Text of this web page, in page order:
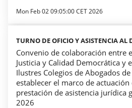
Mon Feb 02 09:05:00 CET 2026
TURNO DE OFICIO Y ASISTENCIA AL
Convenio de colaboración entre
Justicia y Calidad Democrática y
Ilustres Colegios de Abogados
establecer el marco de
prestación de asistencia jurídica
2026